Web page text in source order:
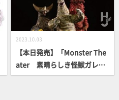
2023.10.03
【本日発売】「Monster The
ater 素晴らしき怪獣ガレー
ジキットの世界」【小森陽